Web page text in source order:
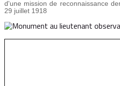
d'une mission de reconnaissance
29 juillet 1918